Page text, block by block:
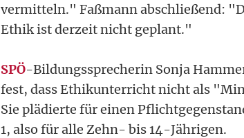
vermitteln." Faßmann abschließend:
Ethik ist derzeit nicht geplant."
SPÖ-Bildungssprecherin Sonja
fest, dass Ethikunterricht nicht als
Sie plädierte für einen
1, also für alle Zehn- bis 14-Jährigen.